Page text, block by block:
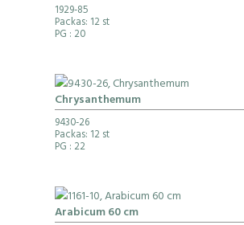
1929-85
Packas: 12 st
PG : 20
Chrysanthemum
9430-26
Packas: 12 st
PG : 22
Arabicum 60 cm